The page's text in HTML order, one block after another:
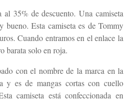
35% de descuento. Una camiseta
Esta camiseta es de Tommy
Cuando entramos en el enlace la
barata solo en roja.
con el nombre de la marca en la
y es de mangas cortas con cuello
camiseta está confeccionada en